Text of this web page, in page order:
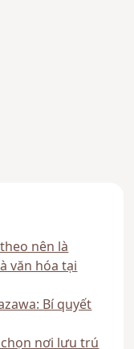
nên là
văn hóa tại
Bí quyết
chọn nơi lưu trú